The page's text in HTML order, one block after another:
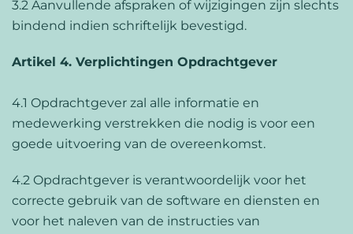
3.2 Aanvullende afspraken of wijzigingen zijn slechts
bindend indien schriftelijk bevestigd.
Artikel 4. Verplichtingen Opdrachtgever
4.1 Opdrachtgever zal alle informatie en
medewerking verstrekken die nodig is voor een
goede uitvoering van de overeenkomst.
4.2 Opdrachtgever is verantwoordelijk voor het
correcte gebruik van de software en diensten en
voor het naleven van de instructies van